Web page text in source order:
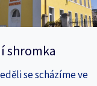
shromka
se scházíme ve